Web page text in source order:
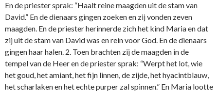
En de priester sprak: “Haalt reine maagden uit de stam van
David.” En de dienaars gingen zoeken en zij vonden zeven
maagden. En de priester herinnerde zich het kind Maria en dat
zij uit de stam van David was en rein voor God. En de dienaars
gingen haar halen. 2. Toen brachten zij de maagden in de
tempel van de Heer en de priester sprak: “Werpt het lot, wie
het goud, het amiant, het fijn linnen, de zijde, het hyacintblauw,
het scharlaken en het echte purper zal spinnen.” En Maria lootte